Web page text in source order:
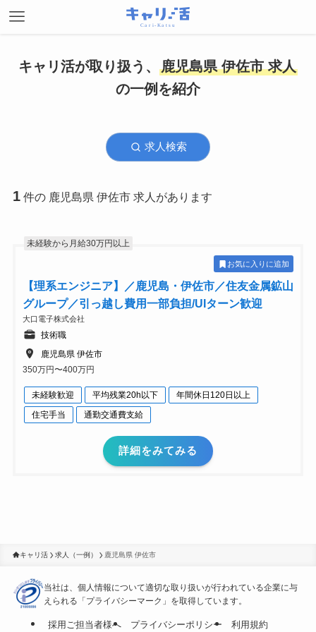
キャリ活が取り扱う、 鹿児島県 伊佐市 求人
の一例を紹介
求人検索
1 件の 鹿児島県 伊佐市 求人があります
未経験から月給30万円以上
お気に入りに追加
【理系エンジニア】／鹿児島・伊佐市／住友金属鉱山
グループ／引っ越し費用一部負担/UIターン歓迎
大口電子株式会社
技術職
鹿児島県 伊佐市
350万円〜400万円
未経験歓迎 平均残業20h以下
年間休日120日以上
住宅手当
通勤交通費支給
詳細をみてみる
キャリ活 求人（一例） 鹿児島県 伊佐市
当社は、個人情報について適切な取り扱いが行われている企業に与
えられる「プライバシーマーク」を取得しています。
採用ご担当者様へ プライバシーポリシー 利用規約